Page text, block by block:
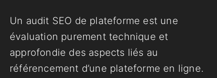
Un audit SEO de plateforme est une
évaluation purement technique et
approfondie des aspects liés au
référencement d’une plateforme en ligne.